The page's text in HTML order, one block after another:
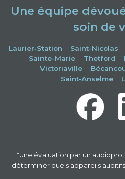
Une équipe
soin de
Laurier‑Station Saint-Nicolas
Sainte-Marie
Thetford
Victoriaville
Saint‑Anselme
*Une évaluation par un
déterminer quels appareils